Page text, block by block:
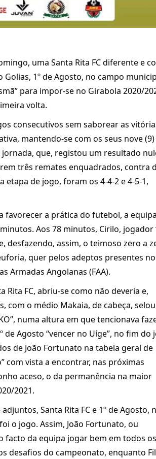
uma Santa Rita FC diferente e
1º de Agosto, no campo
para impor-se no Girabola 2020/
volta.
consecutivos sem saborear as
mantendo-se com os seus nove (9)
que, registou um resultado
três remates enquadrados, contra
de jogo, foram os 4-4-2 e 4-5-1,
favorecer a prática do futebol, a equipa
Aos 78 minutos, Cirilo, jogador
desfazendo, assim, o teimoso zero a
quer pelos adeptos presentes no
Armadas Angolanas (FAA).
Rita FC, abriu-se como não deveria e,
com o médio Makaia, de cabeça,
numa altura em que tencionava
Agosto “vencer no Uíge”, no fim do
de João Fortunato na tabela geral de
com vista a encontrar, nas próximas
aceso, o da permanência na maior
2021.
Santa Rita FC e 1º de Agosto,
o jogo. Assim, João Fortunato, ou
facto da equipa jogar bem em todos os
desafios do campeonato, enquanto